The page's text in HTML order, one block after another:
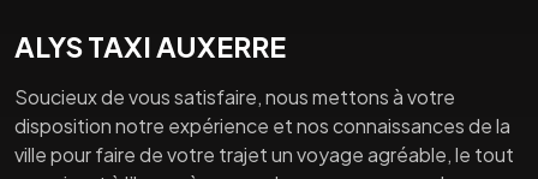
ALYS TAXI AUXERRE
Soucieux de vous satisfaire, nous mettons à votre
disposition notre expérience et nos connaissances de la
ville pour faire de votre trajet un voyage agréable, le tout